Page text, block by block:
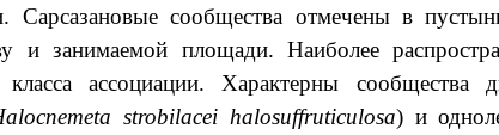
Сарсазановые сообщества отмечены в
и занимаемой площади. Наиболее
ассоциации. Характерны сообщества
strobilacei halosuffruticulosa) и